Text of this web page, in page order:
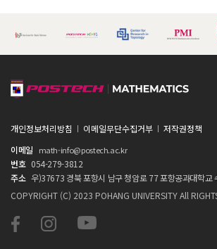
개인정보처리방침 이메일무단수집거부
저작권정책
이메일
math-info@postech.ac.kr
번호 054-279-3812
주소 우)37673 경북 포항시 남구 청암로 77 포항공과대학교
COPYRIGHT (C) 2023 POHANG UNIVERSITY All